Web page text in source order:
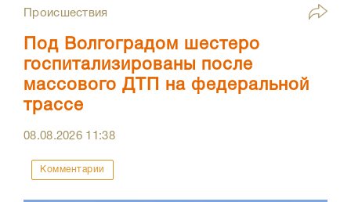
Происшествия
Под Волгоградом шестеро
госпитализированы после
массового ДТП на федеральной
трассе
08.08.2026 11:38
Комментарии